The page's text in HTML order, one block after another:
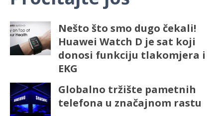
Nešto što smo dugo čekali!
Huawei Watch D je sat koji
donosi funkciju tlakomjera i
EKG
Globalno tržište pametnih
telefona u značajnom rastu